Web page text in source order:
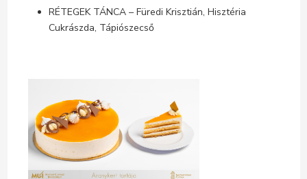
RÉTEGEK TÁNCA – Füredi Krisztián, Hisztéria
Cukrászda, Tápiószecső